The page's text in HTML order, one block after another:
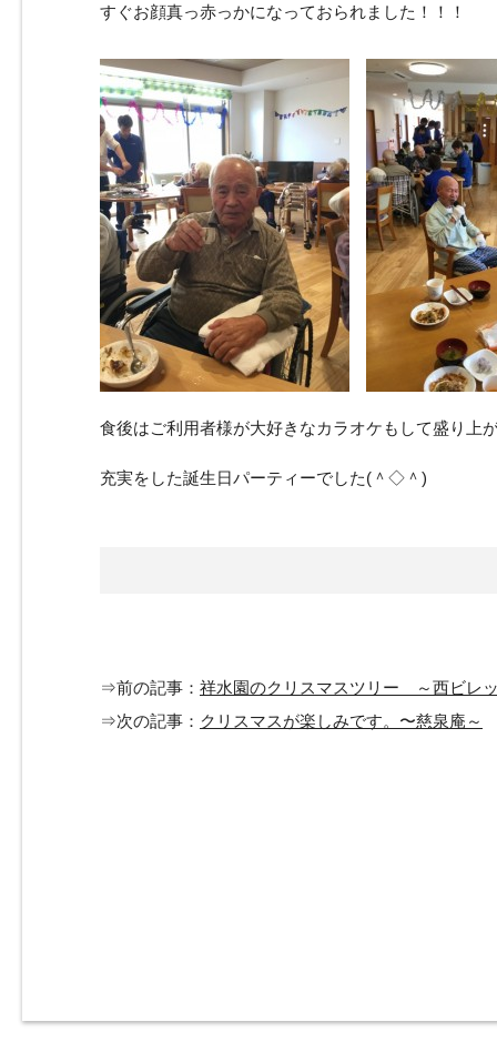
すぐお顔真っ赤っかになっておられました！！！
食後はご利用者様が大好きなカラオケもして盛り上
充実をした誕生日パーティーでした(＾◇＾)
⇒前の記事： 祥水園のクリスマスツリー ～西ビレ
⇒次の記事： クリスマスが楽しみです。〜慈泉庵～